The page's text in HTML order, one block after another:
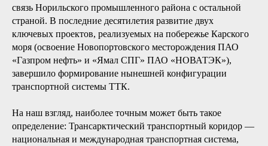
связь Норильского промышленного района с остальной
страной. В последние десятилетия развитие двух
ключевых проектов, реализуемых на побережье Карского
моря (освоение Новопортовского месторождения ПАО
«Газпром нефть» и «Ямал СПГ» ПАО «НОВАТЭК»),
завершило формирование нынешней конфигурации
транспортной системы ТТК.
На наш взгляд, наиболее точным может быть такое
определение: Трансарктический транспортный коридор —
национальная и международная транспортная система,